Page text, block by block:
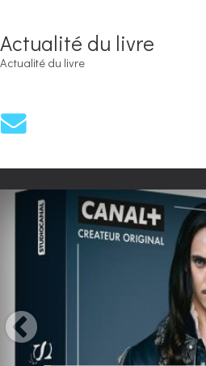
Actualité du livre
Actualité du livre